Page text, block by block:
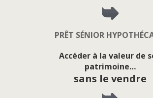
PRÊT SÉNIOR
Accéder à la valeur de
patrimoine…
sans le vendre